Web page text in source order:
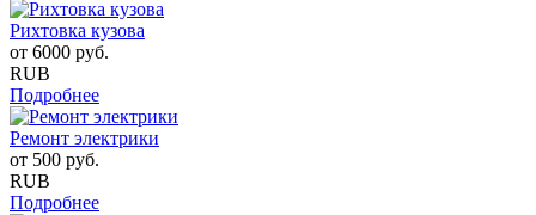
Рихтовка кузова
от 6000 руб.
RUB
Подробнее
Ремонт электрики
от 500 руб.
RUB
Подробнее